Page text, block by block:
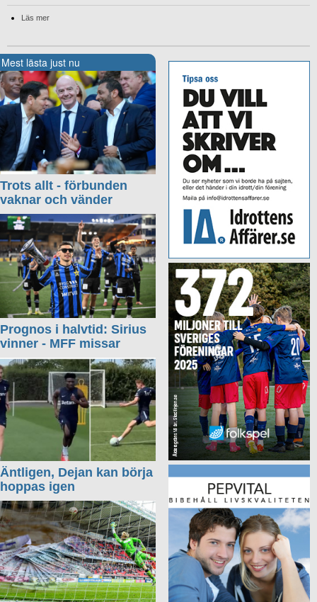
Läs mer
Mest lästa just nu
Trots allt - förbunden
vaknar och vänder
Prognos i halvtid: Sirius
vinner - MFF missar
Äntligen, Dejan kan börja
hoppas igen